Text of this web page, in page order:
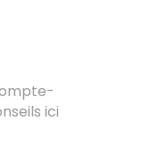
ici